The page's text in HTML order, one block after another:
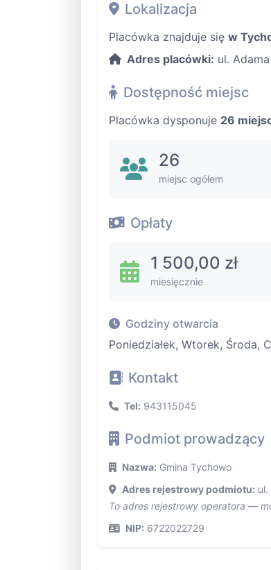
Lokalizacja
Placówka znajduje się w
Adres placówki: ul.
Dostępność miejsc
Placówka dysponuje 26
26
miejsc ogółem
Opłaty
1 500,00 zł
miesięcznie
Godziny otwarcia
Poniedziałek, Wtorek, Środa,
Kontakt
Tel: 943115045
Podmiot prowadzący
Nazwa: Gmina Tychowo
Adres rejestrowy podmiotu:
To adres rejestrowy operatora —
NIP: 6722022729